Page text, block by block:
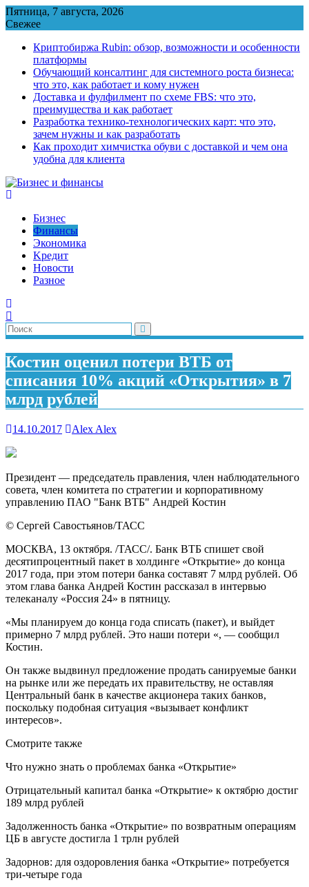
Перейти
к
Пятница, 7 августа, 2026
Свежее
Криптобиржа Rubin: обзор, возможности и особенности
платформы
Обучающий консалтинг для системного роста бизнеса:
что это, как работает и кому нужен
Доставка и фулфилмент по схеме FBS: что это,
преимущества и как работает
Разработка технико-технологических карт: что это,
зачем нужны и как разработать
Как проходит химчистка обуви с доставкой и чем она
удобна для клиента
Бизнес
Финансы
Экономика
Kредит
Новости
Разное
Костин оценил потери ВТБ от
списания 10% акций «Открытия» в 7
млрд рублей
14.10.2017 Alex Alex
Президент — председатель правления, член наблюдательного
совета, член комитета по стратегии и корпоративному
управлению ПАО "Банк ВТБ" Андрей Костин
© Сергей Савостьянов/ТАСС
МОСКВА, 13 октября. /ТАСС/. Банк ВТБ спишет свой
десятипроцентный пакет в холдинге «Открытие» до конца
2017 года, при этом потери банка составят 7 млрд рублей. Об
этом глава банка Андрей Костин рассказал в интервью
телеканалу «Россия 24» в пятницу.
«Мы планируем до конца года списать (пакет), и выйдет
примерно 7 млрд рублей. Это наши потери «, — сообщил
Костин.
Он также выдвинул предложение продать санируемые банки
на рынке или же передать их правительству, не оставляя
Центральный банк в качестве акционера таких банков,
поскольку подобная ситуация «вызывает конфликт
интересов».
Смотрите также
Что нужно знать о проблемах банка «Открытие»
Отрицательный капитал банка «Открытие» к октябрю достиг
189 млрд рублей
Задолженность банка «Открытие» по возвратным операциям
ЦБ в августе достигла 1 трлн рублей
Задорнов: для оздоровления банка «Открытие» потребуется
три-четыре года